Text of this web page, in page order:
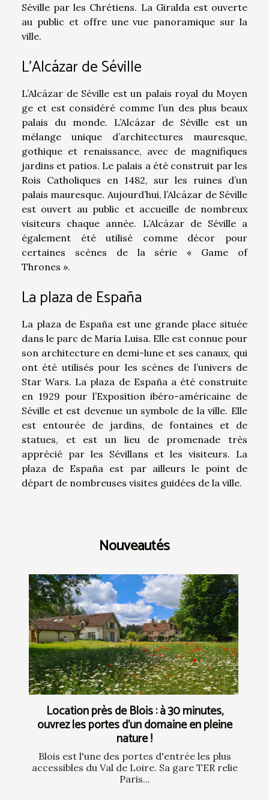
Séville par les Chrétiens. La Giralda est ouverte
au public et offre une vue panoramique sur la
ville.
L’Alcázar de Séville
L’Alcázar de Séville est un palais royal du Moyen
ge et est considéré comme l’un des plus beaux
palais du monde. L’Alcázar de Séville est un
mélange unique d’architectures mauresque,
gothique et renaissance, avec de magnifiques
jardins et patios. Le palais a été construit par les
Rois Catholiques en 1482, sur les ruines d’un
palais mauresque. Aujourd’hui, l’Alcázar de Séville
est ouvert au public et accueille de nombreux
visiteurs chaque année. L’Alcázar de Séville a
également été utilisé comme décor pour
certaines scènes de la série « Game of
Thrones ».
La plaza de España
La plaza de España est une grande place située
dans le parc de Maria Luisa. Elle est connue pour
son architecture en demi-lune et ses canaux, qui
ont été utilisés pour les scènes de l’univers de
Star Wars. La plaza de España a été construite
en 1929 pour l’Exposition ibéro-américaine de
Séville et est devenue un symbole de la ville. Elle
est entourée de jardins, de fontaines et de
statues, et est un lieu de promenade très
apprécié par les Sévillans et les visiteurs. La
plaza de España est par ailleurs le point de
départ de nombreuses visites guidées de la ville.
Nouveautés
Location près de Blois : à 30 minutes,
ouvrez les portes d’un domaine en pleine
nature !
Blois est l'une des portes d'entrée les plus
accessibles du Val de Loire. Sa gare TER relie
Paris...